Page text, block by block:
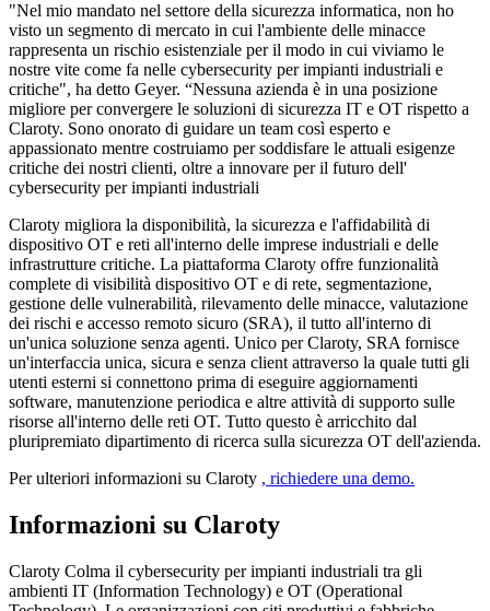
"Nel mio mandato nel settore della sicurezza informatica, non ho
visto un segmento di mercato in cui l'ambiente delle minacce
rappresenta un rischio esistenziale per il modo in cui viviamo le
nostre vite come fa nelle cybersecurity per impianti industriali e
critiche", ha detto Geyer. “Nessuna azienda è in una posizione
migliore per convergere le soluzioni di sicurezza IT e OT rispetto a
Claroty. Sono onorato di guidare un team così esperto e
appassionato mentre costruiamo per soddisfare le attuali esigenze
critiche dei nostri clienti, oltre a innovare per il futuro dell'
cybersecurity per impianti industriali
Claroty migliora la disponibilità, la sicurezza e l'affidabilità di
dispositivo OT e reti all'interno delle imprese industriali e delle
infrastrutture critiche. La piattaforma Claroty offre funzionalità
complete di visibilità dispositivo OT e di rete, segmentazione,
gestione delle vulnerabilità, rilevamento delle minacce, valutazione
dei rischi e accesso remoto sicuro (SRA), il tutto all'interno di
un'unica soluzione senza agenti. Unico per Claroty, SRA fornisce
un'interfaccia unica, sicura e senza client attraverso la quale tutti gli
utenti esterni si connettono prima di eseguire aggiornamenti
software, manutenzione periodica e altre attività di supporto sulle
risorse all'interno delle reti OT. Tutto questo è arricchito dal
pluripremiato dipartimento di ricerca sulla sicurezza OT dell'azienda.
Per ulteriori informazioni su Claroty , richiedere una demo.
Informazioni su Claroty
Claroty Colma il cybersecurity per impianti industriali tra gli
ambienti IT (Information Technology) e OT (Operational